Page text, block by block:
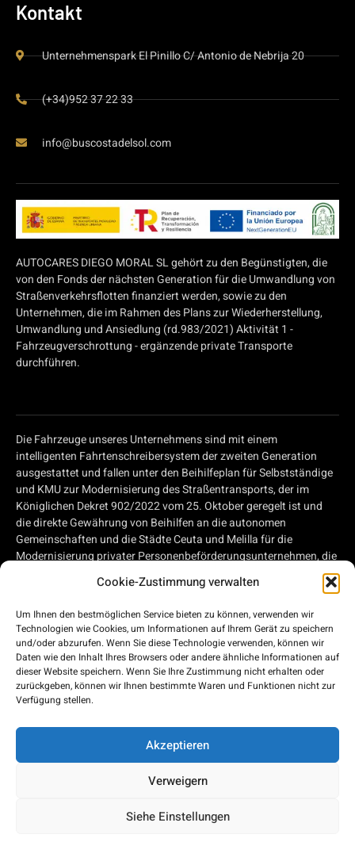
Cookie-Zustimmung verwalten
Um Ihnen den bestmöglichen Service bieten zu können, verwenden wir
Technologien wie Cookies, um Informationen auf Ihrem Gerät zu speichern
und/oder abzurufen. Wenn Sie diese Technologie verwenden, können wir
Daten wie den Inhalt Ihres Browsers oder andere ähnliche Informationen auf
dieser Website speichern. Wenn Sie Ihre Zustimmung nicht erhalten oder
zurückgeben, können wir Ihnen bestimmte Waren und Funktionen nicht zur
Verfügung stellen.
Akzeptieren
Verweigern
Siehe Einstellungen
Kontakt
Unternehmenspark El Pinillo C/ Antonio de Nebrija 20
(+34)952 37 22 33
info@buscostadelsol.com
AUTOCARES DIEGO MORAL SL gehört zu den Begünstigten, die
von den Fonds der nächsten Generation für die Umwandlung von
Straßenverkehrsflotten finanziert werden, sowie zu den
Unternehmen, die im Rahmen des Plans zur Wiederherstellung,
Umwandlung und Ansiedlung (rd.983/2021) Aktivität 1 -
Fahrzeugverschrottung - ergänzende private Transporte
durchführen.
Die Fahrzeuge unseres Unternehmens sind mit einem
intelligenten Fahrtenschreibersystem der zweiten Generation
ausgestattet und fallen unter den Beihilfeplan für Selbstständige
und KMU zur Modernisierung des Straßentransports, der im
Königlichen Dekret 902/2022 vom 25. Oktober geregelt ist und
die direkte Gewährung von Beihilfen an die autonomen
Gemeinschaften und die Städte Ceuta und Melilla für die
Modernisierung privater Personenbeförderungsunternehmen, die
Straßentransportdienstleistungen erbringen, und privater
Unternehmen, die im Straßengüterverkehr tätig sind, im Rahmen
Widerstandsfähigkeit genehmigt, von Beihilfen für die
Modernisierung privater Personenbeförderungsunternehmen, die
Straßenverkehrsdienste erbringen, und privater Unternehmen, die
im Straßengüterverkehr tätig sind, im Rahmen des Plans für
Konjunkturbelebung, Umgestaltung und Widerstandsfähigkeit,
der von der Europäischen Union - EU der nächsten Generation -